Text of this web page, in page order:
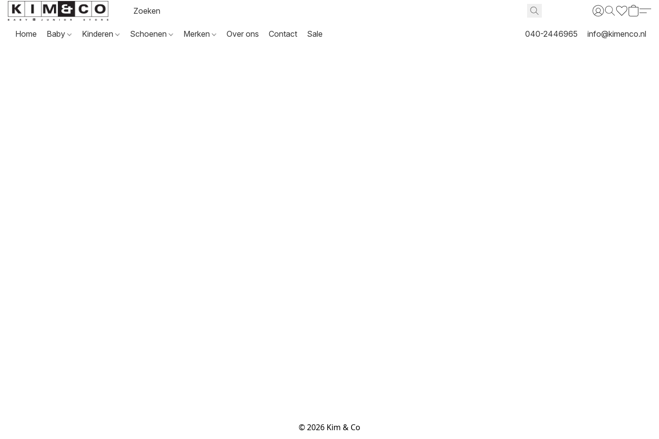
Home Baby Kinderen Schoenen Merken Over ons Contact Sale 040-2446965 info@kimenco.nl
© 2026 Kim & Co